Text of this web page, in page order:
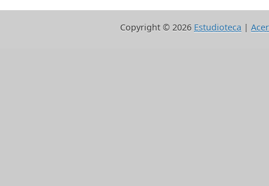
Copyright © 2026 Estudioteca |